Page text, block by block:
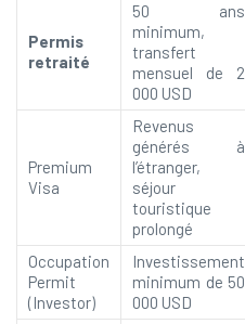
Permis
retraité
50 ans
minimum,
transfert
mensuel de 2
000 USD
Premium
Visa
Revenus
générés à
l’étranger,
séjour
touristique
prolongé
Occupation
Permit
(Investor)
Investissement
minimum de 50
000 USD